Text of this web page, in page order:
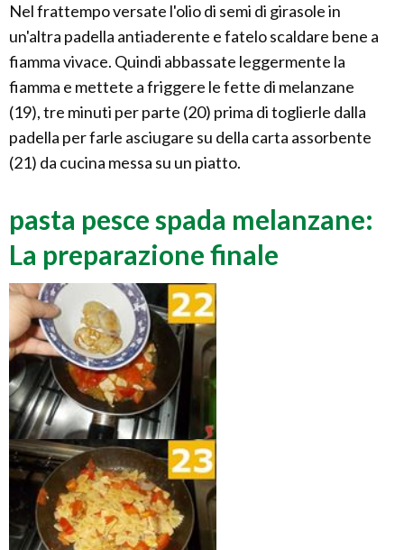
Nel frattempo versate l'olio di semi di girasole in
un'altra padella antiaderente e fatelo scaldare bene a
fiamma vivace. Quindi abbassate leggermente la
fiamma e mettete a friggere le fette di melanzane
(19), tre minuti per parte (20) prima di toglierle dalla
padella per farle asciugare su della carta assorbente
(21) da cucina messa su un piatto.
pasta pesce spada melanzane:
La preparazione finale